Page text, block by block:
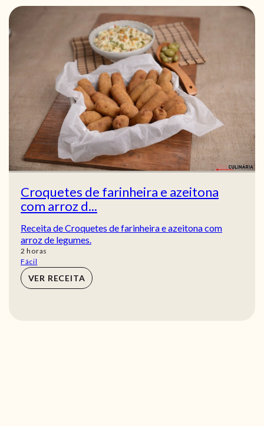
Croquetes de farinheira e azeitona
com arroz d...
Receita de Croquetes de farinheira e azeitona com
arroz de legumes.
2 horas
horas
Fácil
VER RECEITA